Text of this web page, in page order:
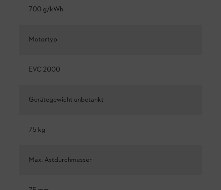
700 g/kWh
Motortyp
EVC 2000
Gerätegewicht unbetankt
75 kg
Max. Astdurchmesser